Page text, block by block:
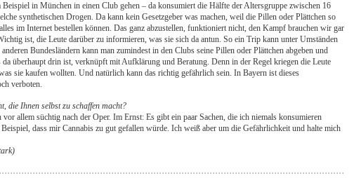
Beispiel in München in einen Club gehen – da konsumiert die Hälfte der Altersgruppe zwischen 16
synthetischen Drogen. Da kann kein Gesetzgeber was machen, weil die Pillen oder Plättchen so
im Internet bestellen können. Das ganz abzustellen, funktioniert nicht, den Kampf brauchen wir gar
ist, die Leute darüber zu informieren, was sie sich da antun. So ein Trip kann unter Umständen
Bundesländern kann man zumindest in den Clubs seine Pillen oder Plättchen abgeben und
da überhaupt drin ist, verknüpft mit Aufklärung und Beratung. Denn in der Regel kriegen die Leute
sie kaufen wollten. Und natürlich kann das richtig gefährlich sein. In Bayern ist dieses
verboten.
die Ihnen selbst zu schaffen macht?
vor allem süchtig nach der Oper. Im Ernst: Es gibt ein paar Sachen, die ich niemals konsumieren
dass mir Cannabis zu gut gefallen würde. Ich weiß aber um die Gefährlichkeit und halte mich